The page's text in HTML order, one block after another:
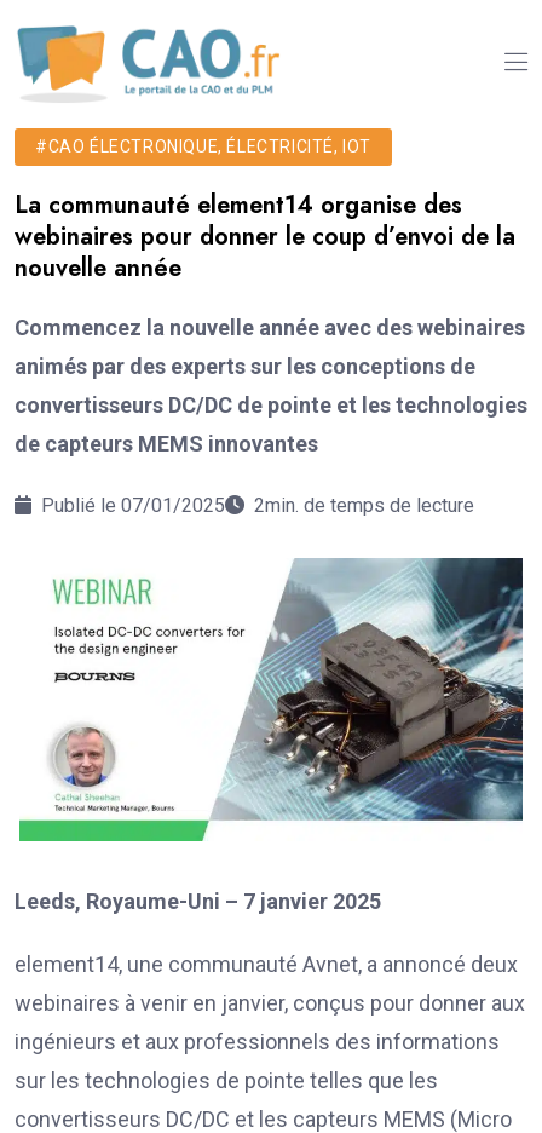
#CAO ÉLECTRONIQUE, ÉLECTRICITÉ, IOT
La communauté element14 organise des
webinaires pour donner le coup d’envoi de la
nouvelle année
Commencez la nouvelle année avec des webinaires
animés par des experts sur les conceptions de
convertisseurs DC/DC de pointe et les technologies
de capteurs MEMS innovantes
Publié le 07/01/2025 2min. de temps de lecture
Leeds, Royaume-Uni – 7 janvier 2025
element14, une communauté Avnet, a annoncé deux
webinaires à venir en janvier, conçus pour donner aux
ingénieurs et aux professionnels des informations
sur les technologies de pointe telles que les
convertisseurs DC/DC et les capteurs MEMS (Micro